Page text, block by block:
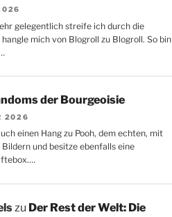
gelegentlich streife ich durch die
mich von Blogroll zu Blogroll. So bin
der Bourgeoisie
2026
einen Hang zu Pooh, dem echten, mit
und besitze ebenfalls eine
zu Der Rest der Welt: Die